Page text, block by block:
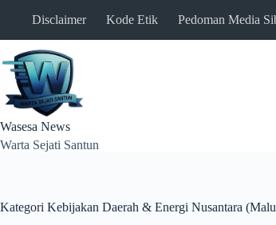
Disclaimer Kode Etik Pedoman Media
Wasesa News
Warta Sejati Santun
Kategori Kebijakan Daerah & Energi Nusantara